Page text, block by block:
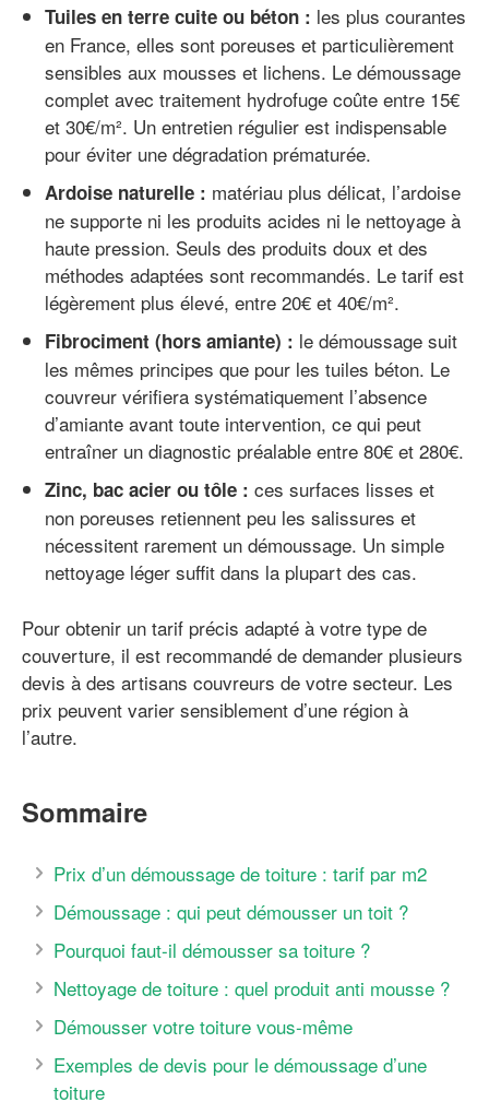
Tuiles en terre cuite ou béton : les plus courantes
en France, elles sont poreuses et particulièrement
sensibles aux mousses et lichens. Le démoussage
complet avec traitement hydrofuge coûte entre 15€
et 30€/m². Un entretien régulier est indispensable
pour éviter une dégradation prématurée.
Ardoise naturelle : matériau plus délicat, l’ardoise
ne supporte ni les produits acides ni le nettoyage à
haute pression. Seuls des produits doux et des
méthodes adaptées sont recommandés. Le tarif est
légèrement plus élevé, entre 20€ et 40€/m².
Fibrociment (hors amiante) : le démoussage suit
les mêmes principes que pour les tuiles béton. Le
couvreur vérifiera systématiquement l’absence
d’amiante avant toute intervention, ce qui peut
entraîner un diagnostic préalable entre 80€ et 280€.
Zinc, bac acier ou tôle : ces surfaces lisses et
non poreuses retiennent peu les salissures et
nécessitent rarement un démoussage. Un simple
nettoyage léger suffit dans la plupart des cas.
Pour obtenir un tarif précis adapté à votre type de
couverture, il est recommandé de demander plusieurs
devis à des artisans couvreurs de votre secteur. Les
prix peuvent varier sensiblement d’une région à
l’autre.
Sommaire
Prix d’un démoussage de toiture : tarif par m2
Démoussage : qui peut démousser un toit ?
Pourquoi faut-il démousser sa toiture ?
Nettoyage de toiture : quel produit anti mousse ?
Démousser votre toiture vous-même
Exemples de devis pour le démoussage d’une
toiture